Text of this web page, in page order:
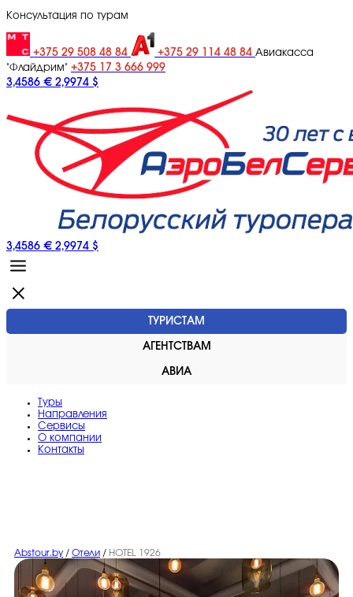
Консультация по турам
+375 29 508 48 84 +375 29 114 48 84 Авиакасса
"Флайдрим" +375 17 3 666 999
3,4586 € 2,9974 $
3,4586 € 2,9974 $
ТУРИСТАМ
АГЕНТСТВАМ
АВИА
Туры
Направления
Сервисы
O компании
Контакты
Abstour.by / Отели / HOTEL 1926